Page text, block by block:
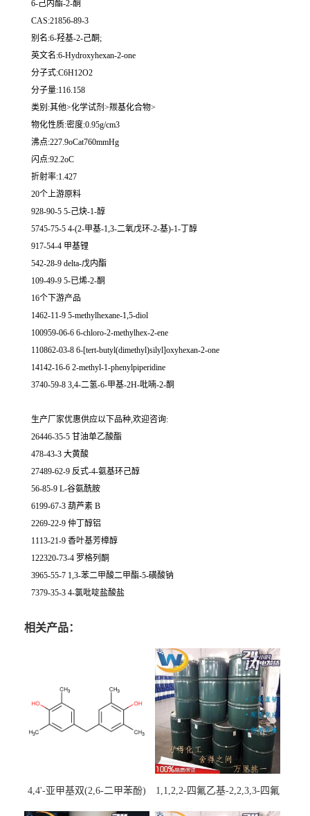
6-己内酯-2-酮
CAS:21856-89-3
别名:6-羟基-2-己酮;
英文名:6-Hydroxyhexan-2-one
分子式:C6H12O2
分子量:116.158
类别:其他>化学试剂>羰基化合物>
物化性质:密度:0.95g/cm3
沸点:227.9oCat760mmHg
闪点:92.2oC
折射率:1.427
20个上游原料
928-90-5 5-己炔-1-醇
5745-75-5 4-(2-甲基-1,3-二氧戊环-2-基)-1-丁醇
917-54-4 甲基锂
542-28-9 delta-戊内酯
109-49-9 5-已烯-2-酮
16个下游产品
1462-11-9 5-methylhexane-1,5-diol
100959-06-6 6-chloro-2-methylhex-2-ene
110862-03-8 6-[tert-butyl(dimethyl)silyl]oxyhexan-2-one
14142-16-6 2-methyl-1-phenylpiperidine
3740-59-8 3,4-二氢-6-甲基-2H-吡喃-2-酮
生产厂家优惠供应以下品种,欢迎咨询:
26446-35-5 甘油单乙酸酯
478-43-3 大黄酸
27489-62-9 反式-4-氨基环己醇
56-85-9 L-谷氨酰胺
6199-67-3 葫芦素 B
2269-22-9 仲丁醇铝
1113-21-9 香叶基芳樟醇
122320-73-4 罗格列酮
3965-55-7 1,3-苯二甲酸二甲酯-5-磺酸钠
7379-35-3 4-氯吡啶盐酸盐
相关产品：
4,4'-亚甲基双(2,6-二甲苯酚)
1,1,2,2-四氟乙基-2,2,3,3-四氟